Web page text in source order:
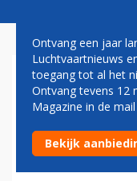
CHRISTA
KUNST EN
15 juli 2011
Ontvang een jaar
Luchtvaartnieuws
toegang tot al het
Ontvang tevens 12
Magazine in de
Bekijk